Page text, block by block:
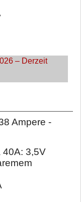
– Derzeit
Ampere -
40A: 3,5V